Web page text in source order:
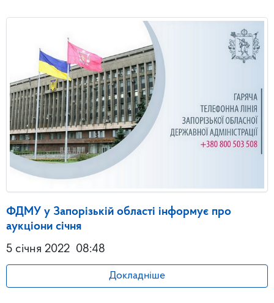
ФДМУ у Запорізькій області інформує про
аукціони січня
5 січня 2022 08:48
Докладніше